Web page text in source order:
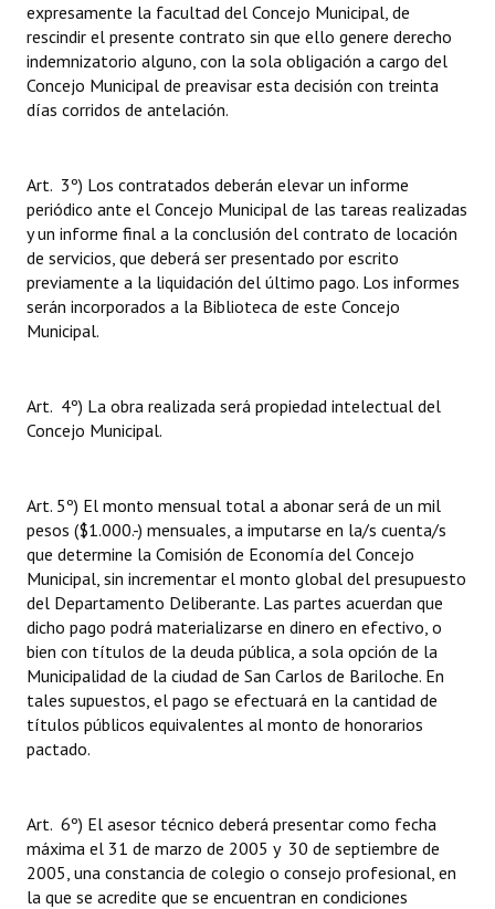
expresamente la facultad del Concejo Municipal, de
rescindir el presente contrato sin que ello genere derecho
indemnizatorio alguno, con la sola obligación a cargo del
Concejo Municipal de preavisar esta decisión con treinta
días corridos de antelación.
Art. 3º) Los contratados deberán elevar un informe
periódico ante el Concejo Municipal de las tareas realizadas
y un informe final a la conclusión del contrato de locación
de servicios, que deberá ser presentado por escrito
previamente a la liquidación del último pago. Los informes
serán incorporados a la Biblioteca de este Concejo
Municipal.
Art. 4º) La obra realizada será propiedad intelectual del
Concejo Municipal.
Art. 5º) El monto mensual total a abonar será de un mil
pesos ($1.000.-) mensuales, a imputarse en la/s cuenta/s
que determine la Comisión de Economía del Concejo
Municipal, sin incrementar el monto global del presupuesto
del Departamento Deliberante. Las partes acuerdan que
dicho pago podrá materializarse en dinero en efectivo, o
bien con títulos de la deuda pública, a sola opción de la
Municipalidad de la ciudad de San Carlos de Bariloche. En
tales supuestos, el pago se efectuará en la cantidad de
títulos públicos equivalentes al monto de honorarios
pactado.
Art. 6º) El asesor técnico deberá presentar como fecha
máxima el 31 de marzo de 2005 y 30 de septiembre de
2005, una constancia de colegio o consejo profesional, en
la que se acredite que se encuentran en condiciones